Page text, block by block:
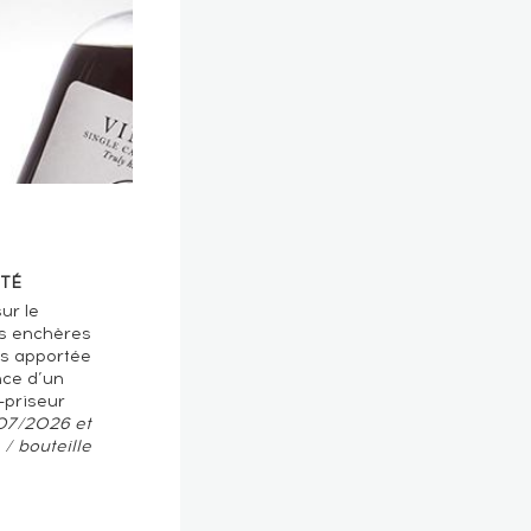
le
enchères
apportée
d’un
priseur
2026 et
/ bouteille